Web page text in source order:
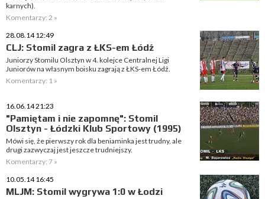
karnych).
Komentarzy: 2 »
28.08.14 12:49
CLJ: Stomil zagra z ŁKS-em Łódź
Juniorzy Stomilu Olsztyn w 4. kolejce Centralnej Ligi
Juniorów na własnym boisku zagrają z ŁKS-em Łódź.
Komentarzy: 1 »
16.06.14 21:23
"Pamiętam i nie zapomnę": Stomil
Olsztyn - Łódzki Klub Sportowy (1995)
Mówi się, że pierwszy rok dla beniaminka jest trudny, ale
drugi zazwyczaj jest jeszcze trudniejszy.
Komentarzy: 7 »
10.05.14 16:45
MLJM: Stomil wygrywa 1:0 w Łodzi